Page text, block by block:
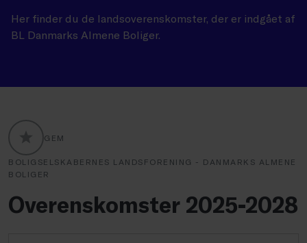
Her finder du de landsoverenskomster, der er indgået af
BL Danmarks Almene Boliger.
GEM
BOLIGSELSKABERNES LANDSFORENING - DANMARKS ALMENE
BOLIGER
Overenskomster 2025-2028